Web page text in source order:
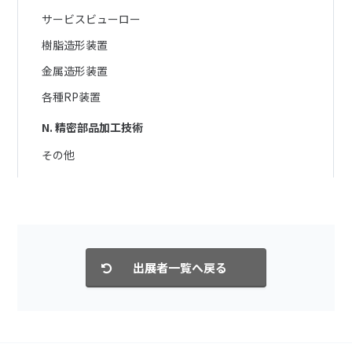
サービスビューロー
樹脂造形装置
金属造形装置
各種RP装置
N. 精密部品加工技術
その他